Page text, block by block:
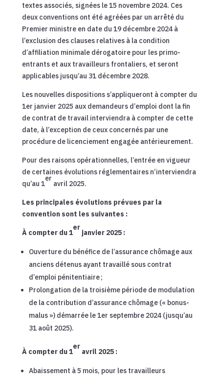
textes associés, signées le 15 novembre 2024. Ces
deux conventions ont été agréées par un arrêté du
Premier ministre en date du 19 décembre 2024 à
l’exclusion des clauses relatives à la condition
d’affiliation minimale dérogatoire pour les primo-
entrants et aux travailleurs frontaliers, et seront
applicables jusqu’au 31 décembre 2028.
Les nouvelles dispositions s’appliqueront à compter du
1er janvier 2025 aux demandeurs d’emploi dont la fin
de contrat de travail interviendra à compter de cette
date, à l’exception de ceux concernés par une
procédure de licenciement engagée antérieurement.
Pour des raisons opérationnelles, l’entrée en vigueur
de certaines évolutions réglementaires n’interviendra
qu’au 1
er
avril 2025.
Les principales évolutions prévues par la
convention sont les suivantes :
À compter du 1
er
janvier 2025 :
Ouverture du bénéfice de l’assurance chômage aux
anciens détenus ayant travaillé sous contrat
d’emploi pénitentiaire ;
Prolongation de la troisième période de modulation
de la contribution d’assurance chômage (« bonus-
malus ») démarrée le 1er septembre 2024 (jusqu’au
31 août 2025).
À compter du 1
er
avril 2025 :
Abaissement à 5 mois, pour les travailleurs